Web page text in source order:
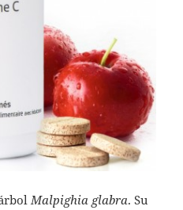
Malpighia glabra. Su